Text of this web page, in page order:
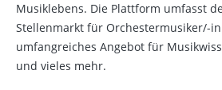
Musiklebens. Die Plattform umfasst
Stellenmarkt für Orchestermusiker/-
umfangreiches Angebot für
und vieles mehr.